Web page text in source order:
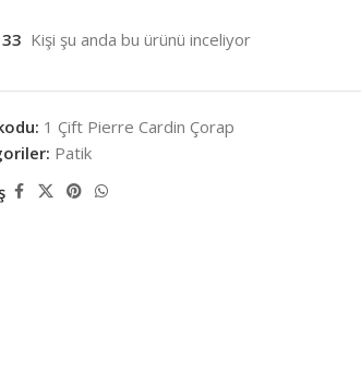
33 Kişi şu anda bu ürünü inceliyor
1 Çift Pierre Cardin Çorap
Patik